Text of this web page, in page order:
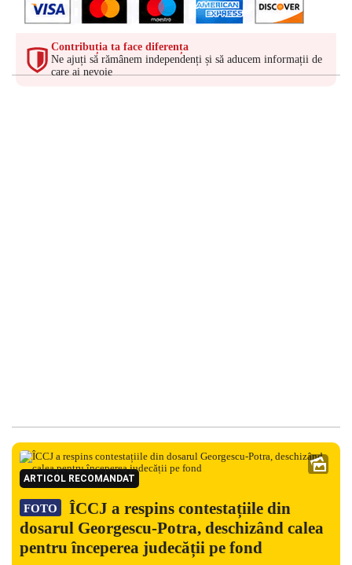
Contribuția ta face diferența
Ne ajuți să rămânem independenți și să aducem informații de
care ai nevoie
ARTICOL RECOMANDAT
FOTO
ÎCCJ a respins contestațiile din
dosarul Georgescu-Potra, deschizând calea
pentru începerea judecății pe fond